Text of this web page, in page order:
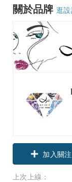
關於品牌 逛
領優惠券
上次上線：